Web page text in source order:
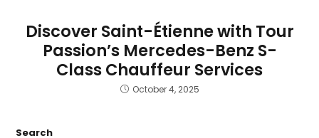
Discover Saint-Étienne with Tour
Passion’s Mercedes-Benz S-
Class Chauffeur Services
October 4, 2025
Search